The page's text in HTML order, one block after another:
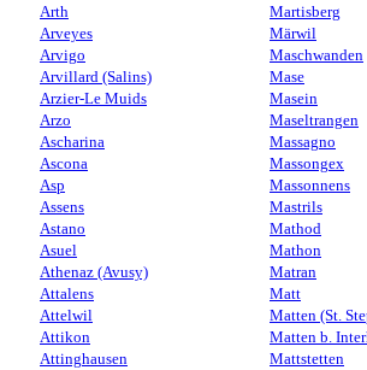
Arth
Arveyes
Arvigo
Arvillard (Salins)
Arzier-Le Muids
Arzo
Ascharina
Ascona
Asp
Assens
Astano
Asuel
Athenaz (Avusy)
Attalens
Attelwil
Attikon
Attinghausen
Martisberg
Märwil
Maschwanden
Mase
Masein
Maseltrangen
Massagno
Massongex
Massonnens
Mastrils
Mathod
Mathon
Matran
Matt
Matten (St.
Matten b.
Mattstetten